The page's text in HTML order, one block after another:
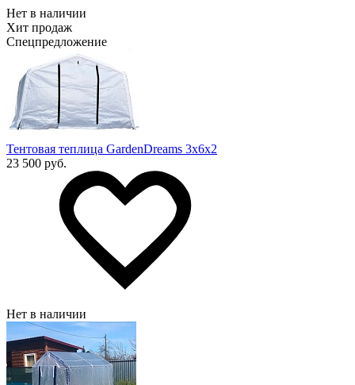
Нет в наличии
Хит продаж
Спецпредложение
Тентовая теплица GardenDreams 3х6х2
23 500 руб.
Нет в наличии